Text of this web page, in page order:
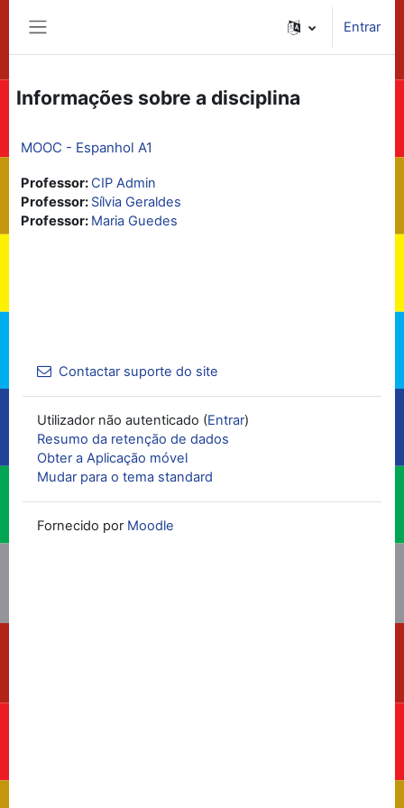
Entrar
Informações sobre a disciplina
MOOC - Espanhol A1
Professor: CIP Admin
Professor: Sílvia Geraldes
Professor: Maria Guedes
Contactar suporte do site
Utilizador não autenticado (Entrar)
Resumo da retenção de dados
Obter a Aplicação móvel
Mudar para o tema standard
Fornecido por Moodle